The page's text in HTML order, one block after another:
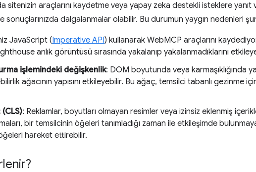
sitenizin araçlarını kaydetme veya yapay zeka destekli isteklere yanıt
dalgalanmalar olabilir. Bu durumun yaygın nedenleri
JavaScript (Imperative API) kullanarak WebMCP araçlarını
anlık görüntüsü sırasında yakalanıp yakalanmadıklarını
işlemindeki değişkenlik: DOM boyutunda veya karmaşıklığında
ağacının yapısını etkileyebilir. Bu ağaç, temsilci tabanlı gezinme
: Reklamlar, boyutları olmayan resimler veya izinsiz eklenmiş
bir temsilcinin öğeleri tanımladığı zaman ile etkileşimde
öğeleri hareket ettirebilir.